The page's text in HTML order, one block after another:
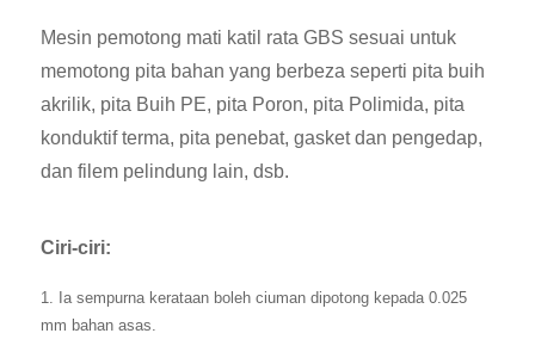
Mesin pemotong mati katil rata GBS sesuai untuk
memotong pita bahan yang berbeza seperti pita buih
akrilik, pita Buih PE, pita Poron, pita Polimida, pita
konduktif terma, pita penebat, gasket dan pengedap,
dan filem pelindung lain, dsb.
Ciri-ciri:
1. Ia sempurna kerataan boleh ciuman dipotong kepada 0.025
mm bahan asas.